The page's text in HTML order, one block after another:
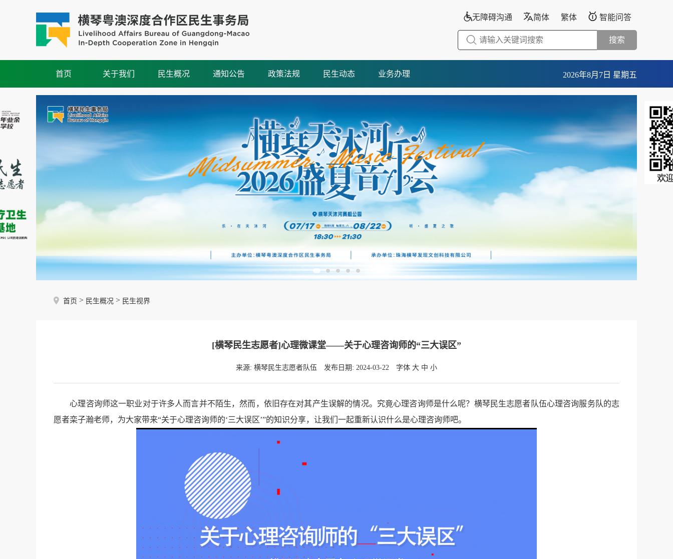
无障碍沟通 简体 繁体 智能问答
搜索
首页 关于我们 民生概况 通知公告 政策法规 民生动态 业务办理 2026年8月7日 星期五
首页 > 民生概况 > 民生视界
[横琴民生志愿者]心理微课堂——关于心理咨询师的“三大误区”
来源: 横琴民生志愿者队伍 发布日期: 2024-03-22 字体 大 中 小
心理咨询师这一职业对于许多人而言并不陌生，然而，依旧存在对其产生误解的情况。究竟心理咨询师是什么呢？横琴民生志愿者队伍心理咨询服务队的志
愿者栾子瀚老师，为大家带来“关于心理咨询师的‘三大误区’”的知识分享，让我们一起重新认识什么是心理咨询师吧。